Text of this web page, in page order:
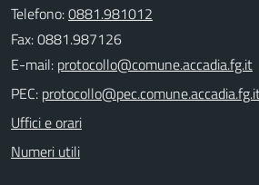
Telefono:0881.981012
Fax: 0881.987126
E-mail:
PEC:
Uffici e orari
Numeri utili